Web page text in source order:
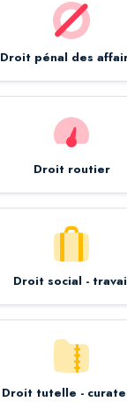
Droit pénal des
Droit routier
Droit social -
Droit tutelle -